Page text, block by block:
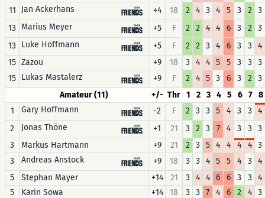
11
Jan Ackerhans +4 18 2 4 3 4 5 3 2
3
13 Marius Meyer +5 F 2 2 4 4 6 3 2
3
13 Luke Hoffmann +5 F 2 2 3 4 6 3 3
4
15 Zazou +9 18 3 4 4 5 5 3 3
3
15 Lukas Mastalerz +9 F 2 4 5 3 6 3 2
3
Amateur (11)
+/- Thr 1 2 3 4 5 6 7 8
1
Gary Hoffmann -2 F 2 3 3 5 4 3 3
4
2
Jonas Thöne +1 21 3 2 3 7 4 3 3
3
3
Markus Hartmann +9 21 2 3 5 4 4 4 4
3
3
Andreas Anstock +9 18 3 3 4 5 5 4 3
4
5
Stephan Mayer +14 21 3 4 4 6 6 3 3
4
5
Karin Sowa +14 18 3 3 7 4 6 2 4
3